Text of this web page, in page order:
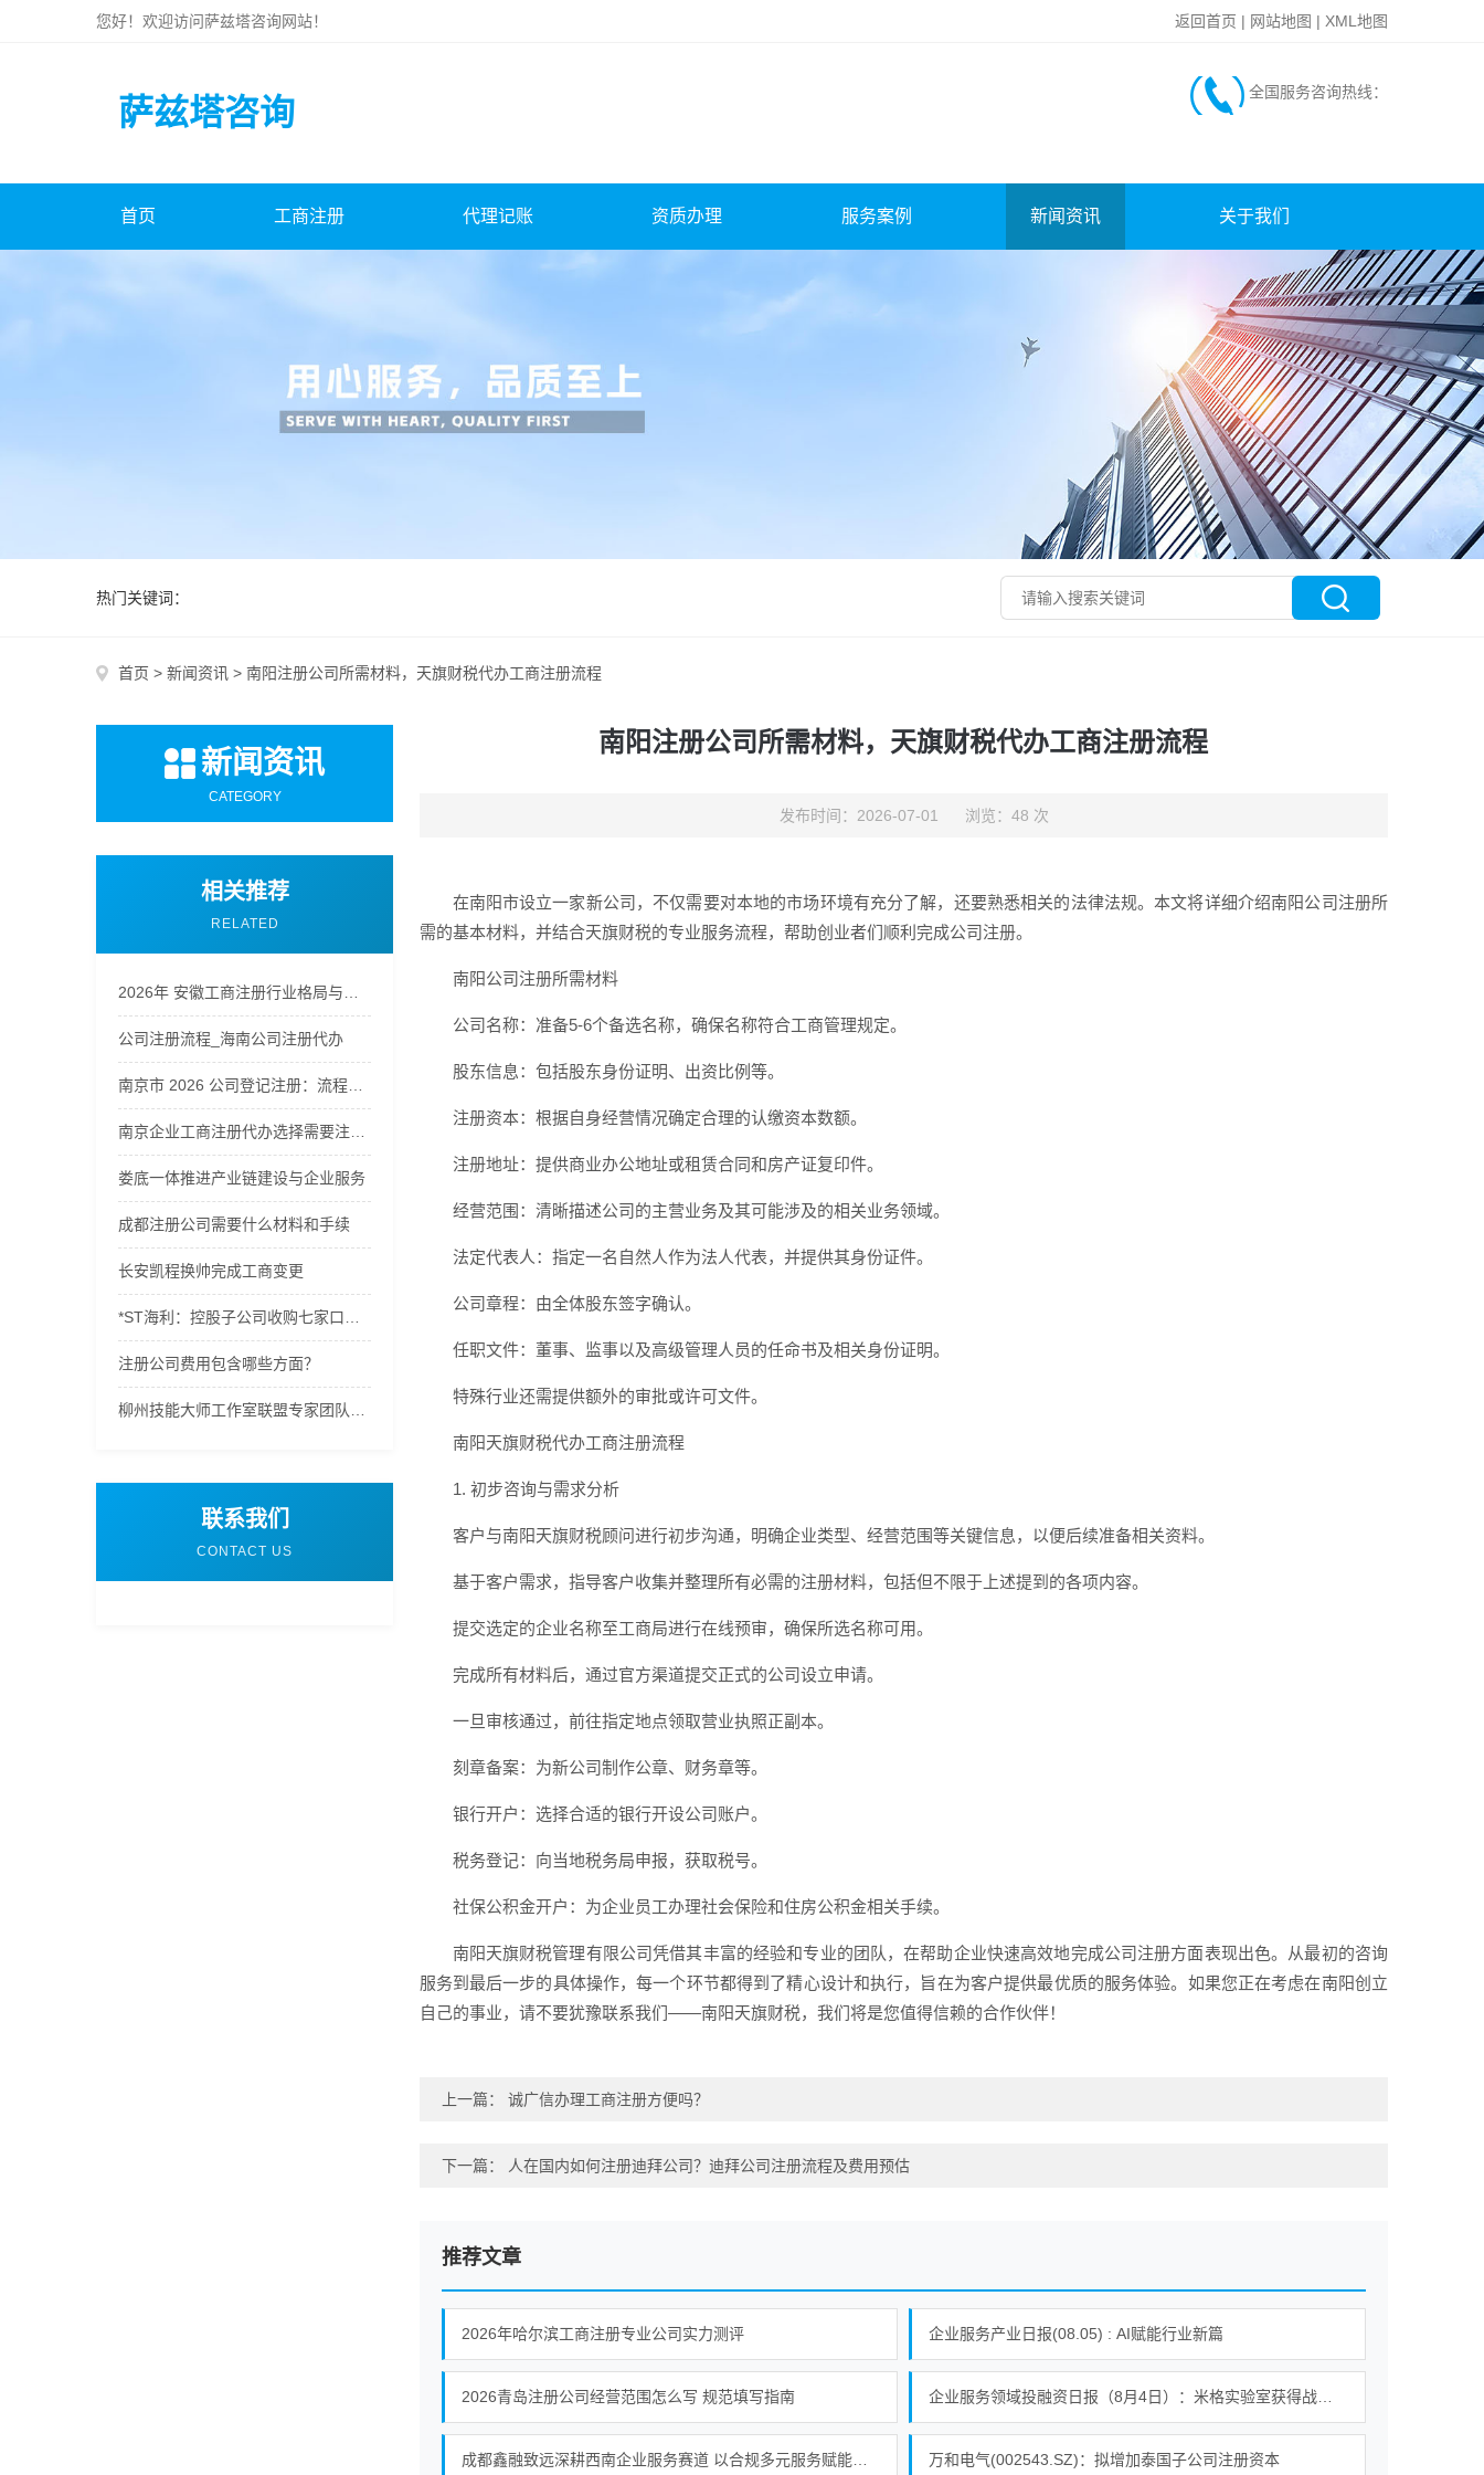
您好！欢迎访问萨兹塔咨询网站！ 返回首页 | 网站地图 | XML地图
萨兹塔咨询
全国服务咨询热线：
首页 工商注册 代理记账 资质办理 服务案例 新闻资讯 关于我们
热门关键词：
首页 > 新闻资讯 > 南阳注册公司所需材料，天旗财税代办工商注册流程
新闻资讯
CATEGORY
相关推荐
RELATED
公司注册流程_海南公司注册代办
娄底一体推进产业链建设与企业服务
成都注册公司需要什么材料和手续
长安凯程换帅完成工商变更
注册公司费用包含哪些方面？
联系我们
CONTACT US
南阳注册公司所需材料，天旗财税代办工商注册流程
发布时间：2026-07-01 浏览：48 次
在南阳市设立一家新公司，不仅需要对本地的市场环境有充分了解，还要熟悉相关的法律法规。本文将详细介绍南阳公司注册所
需的基本材料，并结合天旗财税的专业服务流程，帮助创业者们顺利完成公司注册。
南阳公司注册所需材料
公司名称：准备5-6个备选名称，确保名称符合工商管理规定。
股东信息：包括股东身份证明、出资比例等。
注册资本：根据自身经营情况确定合理的认缴资本数额。
注册地址：提供商业办公地址或租赁合同和房产证复印件。
经营范围：清晰描述公司的主营业务及其可能涉及的相关业务领域。
法定代表人：指定一名自然人作为法人代表，并提供其身份证件。
公司章程：由全体股东签字确认。
任职文件：董事、监事以及高级管理人员的任命书及相关身份证明。
特殊行业还需提供额外的审批或许可文件。
南阳天旗财税代办工商注册流程
1. 初步咨询与需求分析
客户与南阳天旗财税顾问进行初步沟通，明确企业类型、经营范围等关键信息，以便后续准备相关资料。
基于客户需求，指导客户收集并整理所有必需的注册材料，包括但不限于上述提到的各项内容。
提交选定的企业名称至工商局进行在线预审，确保所选名称可用。
完成所有材料后，通过官方渠道提交正式的公司设立申请。
一旦审核通过，前往指定地点领取营业执照正副本。
刻章备案：为新公司制作公章、财务章等。
银行开户：选择合适的银行开设公司账户。
税务登记：向当地税务局申报，获取税号。
社保公积金开户：为企业员工办理社会保险和住房公积金相关手续。
南阳天旗财税管理有限公司凭借其丰富的经验和专业的团队，在帮助企业快速高效地完成公司注册方面表现出色。从最初的咨询
服务到最后一步的具体操作，每一个环节都得到了精心设计和执行，旨在为客户提供最优质的服务体验。如果您正在考虑在南阳创立
自己的事业，请不要犹豫联系我们——南阳天旗财税，我们将是您值得信赖的合作伙伴！
上一篇： 诚广信办理工商注册方便吗？
下一篇： 人在国内如何注册迪拜公司？迪拜公司注册流程及费用预估
推荐文章
2026年哈尔滨工商注册专业公司实力测评 企业服务产业日报(08.05) : AI赋能行业新篇
2026青岛注册公司经营范围怎么写 规范填写指南
成都鑫融致远深耕西南企业服务赛道 以合规多元服务赋能中小微企业提质增效 万和电气(002543.SZ)：拟增加泰国子公司注册资本